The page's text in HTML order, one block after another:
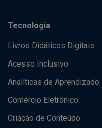
Tecnologia
Livros Didáticos Digitais
Acesso Inclusivo
Analíticas de Aprendizado
Comércio Eletrônico
Criação de Conteúdo